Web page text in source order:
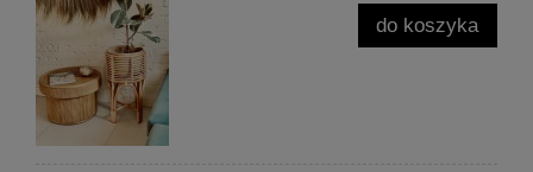
do koszyka